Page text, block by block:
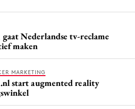
gaat Nederlandse tv-reclame
maken
MARKETING
start augmented reality